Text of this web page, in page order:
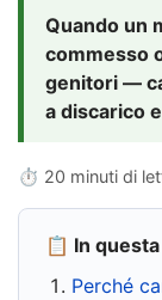
Quando un
commesso
genitori —
a discarico
⏱ 20 minuti di
📋 In
Perché